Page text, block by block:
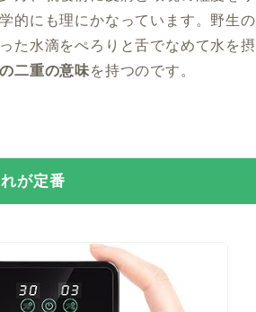
的にも理にかなっています。野生
た水滴をぺろりと舌でなめて水を
二重の意味を持つのです。
が定番